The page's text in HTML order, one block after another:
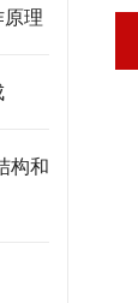
理
构和